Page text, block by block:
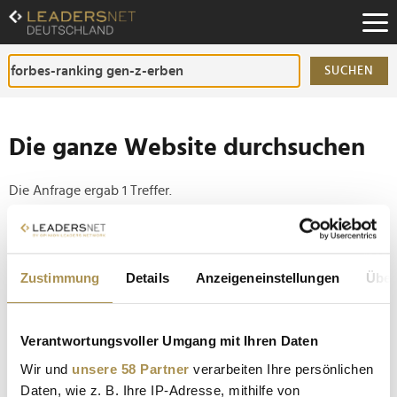
Zustimmung Details Anzeigeneinstellungen
Verantwortungsvoller Umgang mit Ihren Daten
Wir und unsere 58 Partner verarbeiten Ihre persönlichen
Daten, wie z. B. Ihre IP-Adresse, mithilfe von
Zum
Inhalt
Zur
Fußzeilen-
Navigation
SUCHEN
Die ganze Website durchsuchen
Die Anfrage ergab 1 Treffer.
Tipp
Seiten suchen, die genau diese Wortgruppe enthalten:
Forbes-Ranking zeigt Deutsche unter den reichsten
Gen-Z-Erben